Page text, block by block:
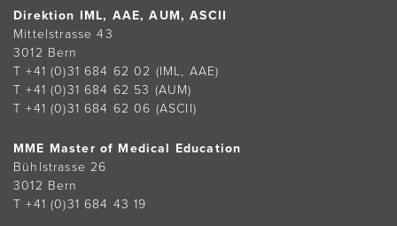
Direktion IML, AAE, AUM, ASCII
Mittelstrasse 43
3012 Bern
T +41 (0)31 684 62 02 (IML, AAE)
T +41 (0)31 684 62 53 (AUM)
T +41 (0)31 684 62 06 (ASCII)
MME Master of Medical Education
Bühlstrasse 26
3012 Bern
T +41 (0)31 684 43 19